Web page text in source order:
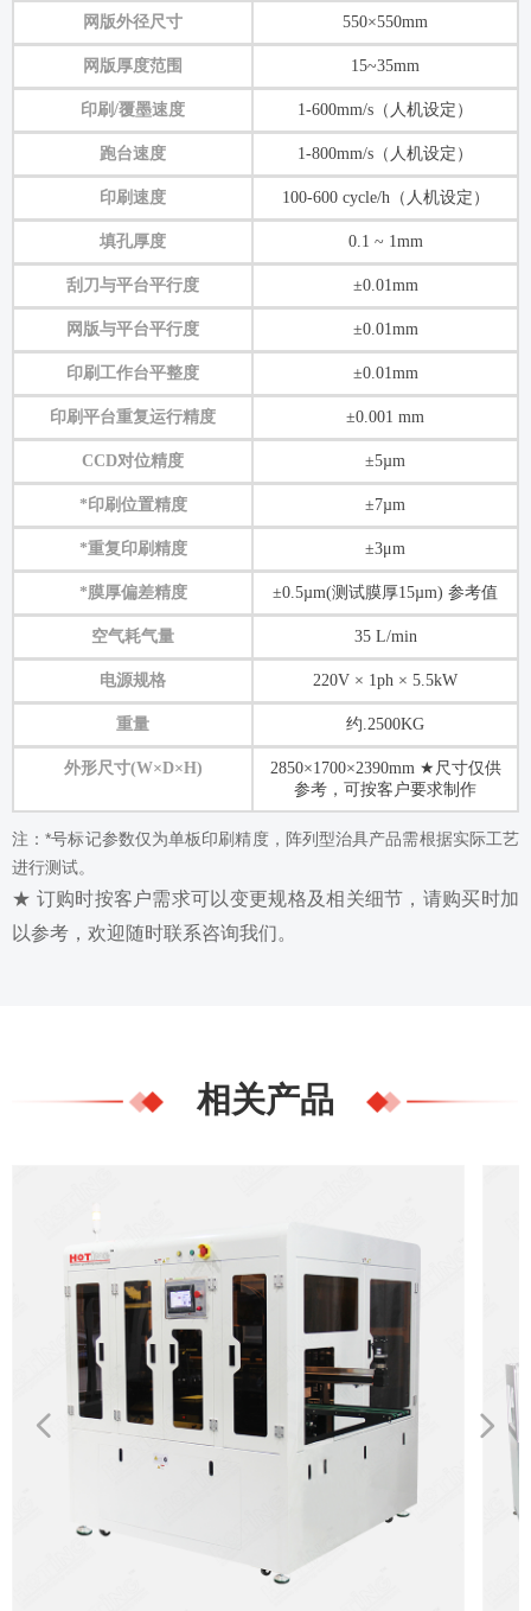
网版外径尺寸 550×550mm
网版厚度范围 15~35mm
印刷/覆墨速度 1-600mm/s（人机设定）
跑台速度 1-800mm/s（人机设定）
印刷速度 100-600 cycle/h（人机设定）
填孔厚度 0.1 ~ 1mm
刮刀与平台平行度 ±0.01mm
网版与平台平行度 ±0.01mm
印刷工作台平整度 ±0.01mm
印刷平台重复运行精度 ±0.001 mm
CCD对位精度 ±5µm
*印刷位置精度 ±7µm
*重复印刷精度 ±3μm
*膜厚偏差精度 ±0.5µm(测试膜厚15µm) 参考值
空气耗气量 35 L/min
电源规格 220V × 1ph × 5.5kW
重量 约.2500KG
外形尺寸(W×D×H)
2850×1700×2390mm ★尺寸仅供
参考，可按客户要求制作
注：*号标记参数仅为单板印刷精度，阵列型治具产品需根据实际工艺
进行测试。
★ 订购时按客户需求可以变更规格及相关细节，请购买时加
以参考，欢迎随时联系咨询我们。
相关产品
넳 넲